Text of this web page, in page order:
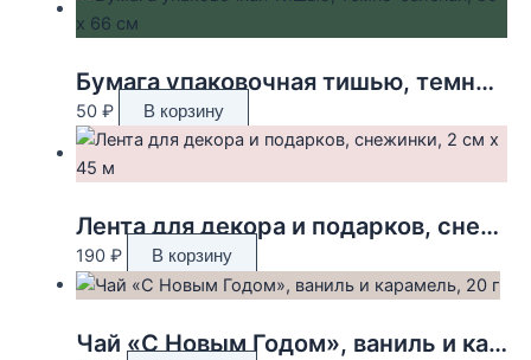
Бумага упаковочная тишью, темно-зелёная, 50 х 66 см
50 ₽ В корзину
Лента для декора и подарков, снежинки, 2 см х 45 м
190 ₽ В корзину
Чай «С Новым Годом», ваниль и карамель, 20 г